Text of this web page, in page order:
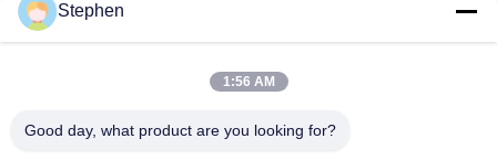
Stephen
1:56 AM
Good day, what product are you looking for?